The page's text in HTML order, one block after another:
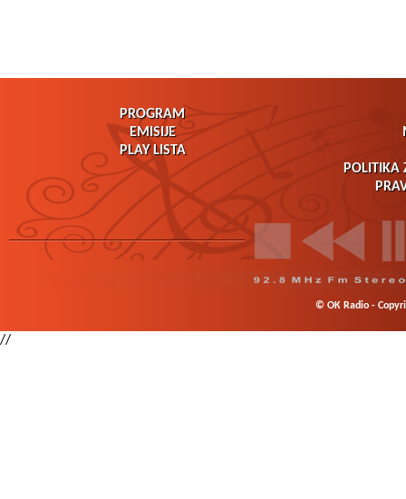
PROGRAM
EMISIJE
PLAY LISTA
POLITIKA
© OK Radio -
//